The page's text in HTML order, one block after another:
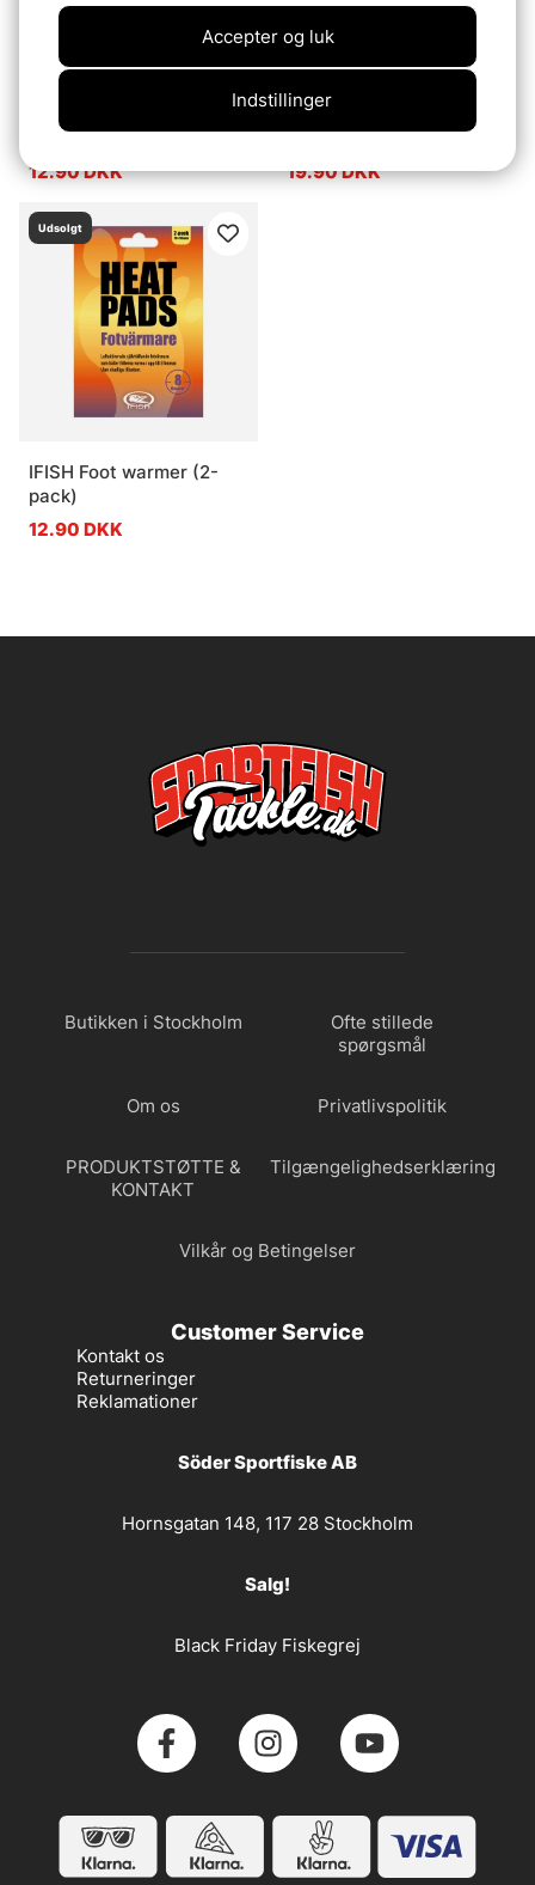
9cm (2-pack)
12.90 DKK
IFISH Heating Sole L 41-
48
19.90 DKK
Udsolgt
IFISH Foot warmer (2-
pack)
12.90 DKK
Butikken i Stockholm
Ofte stillede
spørgsmål
Om os Privatlivspolitik
PRODUKTSTØTTE &
KONTAKT
Tilgængelighedserklæring
Vilkår og Betingelser
Customer Service
Kontakt os
Returneringer
Reklamationer
Söder Sportfiske AB
Hornsgatan 148, 117 28 Stockholm
Salg!
Black Friday Fiskegrej
Indstillinger
Accepter og luk